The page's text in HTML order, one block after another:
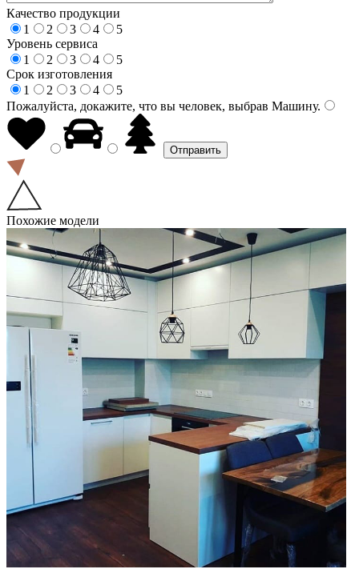
Качество продукции
1
2 3 4
5
Уровень сервиса
1
2 3 4
5
Срок изготовления
1
2 3 4
5
Пожалуйста, докажите, что вы человек, выбрав Машину.
Похожие модели